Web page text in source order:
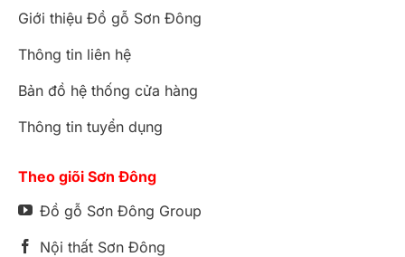
Giới thiệu Đồ gỗ Sơn Đông
Thông tin liên hệ
Bản đồ hệ thống cửa hàng
Thông tin tuyển dụng
Theo giõi Sơn Đông
Đồ gỗ Sơn Đông Group
Nội thất Sơn Đông